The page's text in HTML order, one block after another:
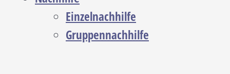
Einzelnachhilfe
Gruppennachhilfe